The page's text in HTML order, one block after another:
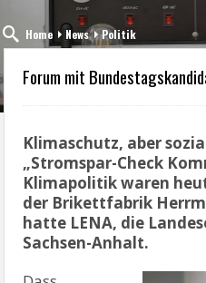
Home News Politik
Forum mit
Klimaschutz, aber
„Stromspar-Check
Klimapolitik waren
der Brikettfabrik
hatte LENA, die
Sachsen-Anhalt.